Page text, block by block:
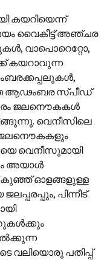
കയറിയെന്ന്
വൈകീട്ട് അഞ്ചര
വാപൊറെറ്റോ,
കയറാവുന്ന
ആഢംബര സ്പീഡ്
ജലനൌകകൾ
വെനീസിലെ
വെനീസുമായി
അയാൾ
കുഞ്ഞ് ഓളങ്ങളുള്ള
പിന്നീട്
വലിയൊരു പതിപ്പ്